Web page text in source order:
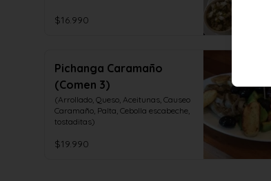
$16.990
Pichanga Caramaño
(Comen 3)
(Arrollado, Queso, Aceitunas, Causeo
Caramaño, Palta, Cebolla escabeche,
tostaditas)
$19.990